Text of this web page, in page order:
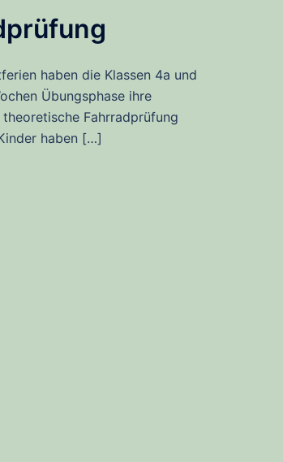
haben die Klassen 4a und
Übungsphase ihre
Fahrradprüfung
haben […]